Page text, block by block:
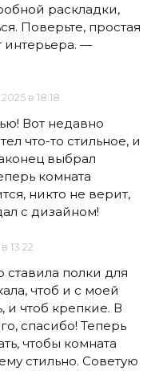
раскладки,
Поверьте, простая
интерьера. —
в 18:18
Вот недавно
что-то стильное, и
выбрал
комната
никто не верит,
с дизайном!
13:22
ставила полки для
чтоб и с моей
и чтоб крепкие. В
спасибо! Теперь
чтобы комната
стильно. Советую